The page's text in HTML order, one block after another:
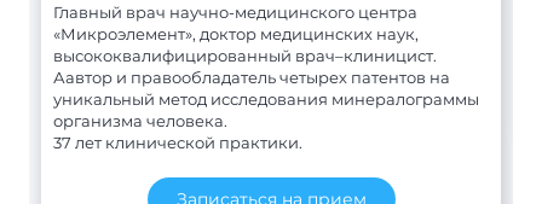
Главный врач научно-медицинского центра
«Микроэлемент», доктор медицинских наук,
высококвалифицированный врач–клиницист.
Аавтор и правообладатель четырех патентов на
уникальный метод исследования минералограммы
организма человека.
37 лет клинической практики.
Записаться на прием